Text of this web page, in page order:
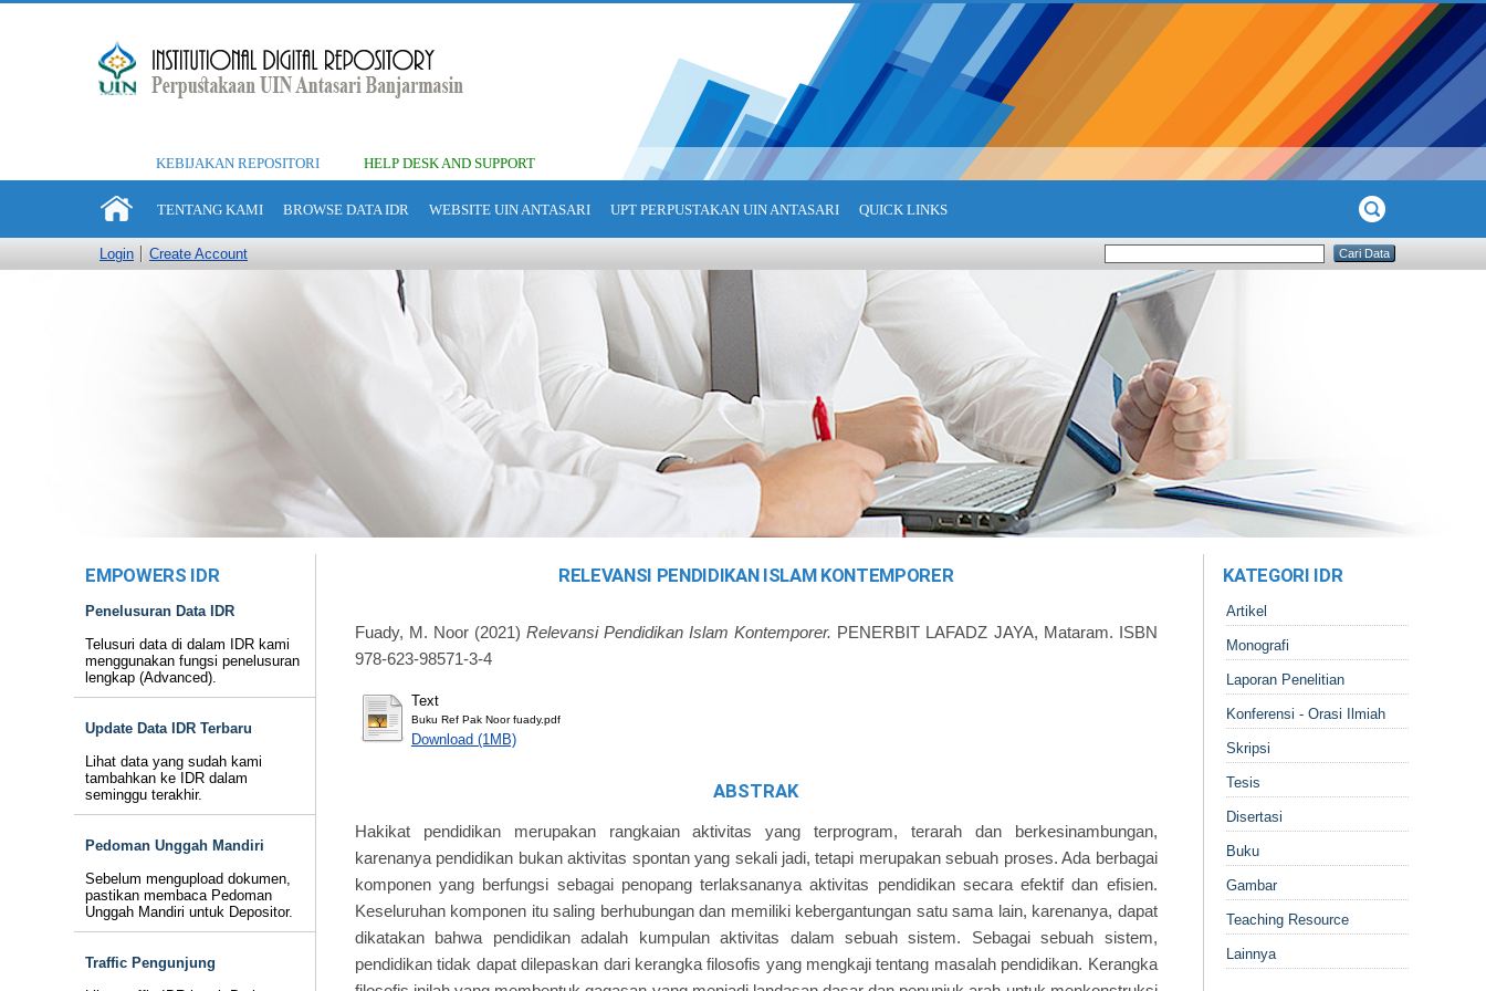
KEBIJAKAN REPOSITORI HELP DESK AND SUPPORT
TENTANG KAMI BROWSE DATA IDR WEBSITE UIN ANTASARI UPT PERPUSTAKAN UIN ANTASARI QUICK LINKS
Login Create Account
EMPOWERS IDR
Penelusuran Data IDR
Telusuri data di dalam IDR kami
menggunakan fungsi penelusuran
lengkap (Advanced).
Update Data IDR Terbaru
Lihat data yang sudah kami
tambahkan ke IDR dalam
seminggu terakhir.
Pedoman Unggah Mandiri
Sebelum mengupload dokumen,
pastikan membaca Pedoman
Unggah Mandiri untuk Depositor.
Traffic Pengunjung
RELEVANSI PENDIDIKAN ISLAM KONTEMPORER
Fuady, M. Noor (2021)Relevansi Pendidikan Islam Kontemporer. PENERBIT LAFADZ JAYA, Mataram. ISBN
978-623-98571-3-4
Text
Buku Ref Pak Noor fuady.pdf
Download (1MB)
ABSTRAK
Hakikat pendidikan merupakan rangkaian aktivitas yang terprogram, terarah dan berkesinambungan,
karenanya pendidikan bukan aktivitas spontan yang sekali jadi, tetapi merupakan sebuah proses. Ada berbagai
komponen yang berfungsi sebagai penopang terlaksananya aktivitas pendidikan secara efektif dan efisien.
Keseluruhan komponen itu saling berhubungan dan memiliki kebergantungan satu sama lain, karenanya, dapat
dikatakan bahwa pendidikan adalah kumpulan aktivitas dalam sebuah sistem. Sebagai sebuah sistem,
pendidikan tidak dapat dilepaskan dari kerangka filosofis yang mengkaji tentang masalah pendidikan. Kerangka
KATEGORI IDR
Artikel
Monografi
Laporan Penelitian
Konferensi - Orasi Ilmiah
Skripsi
Tesis
Disertasi
Buku
Gambar
Teaching Resource
Lainnya